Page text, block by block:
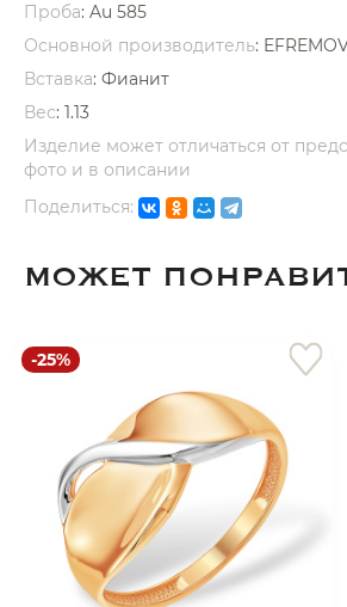
Проба: Au 585
Основной производитель:
Вставка: Фианит
Вес: 1.13
Изделие может отличаться от
фото и в описании
Поделиться:
МОЖЕТ
-25%